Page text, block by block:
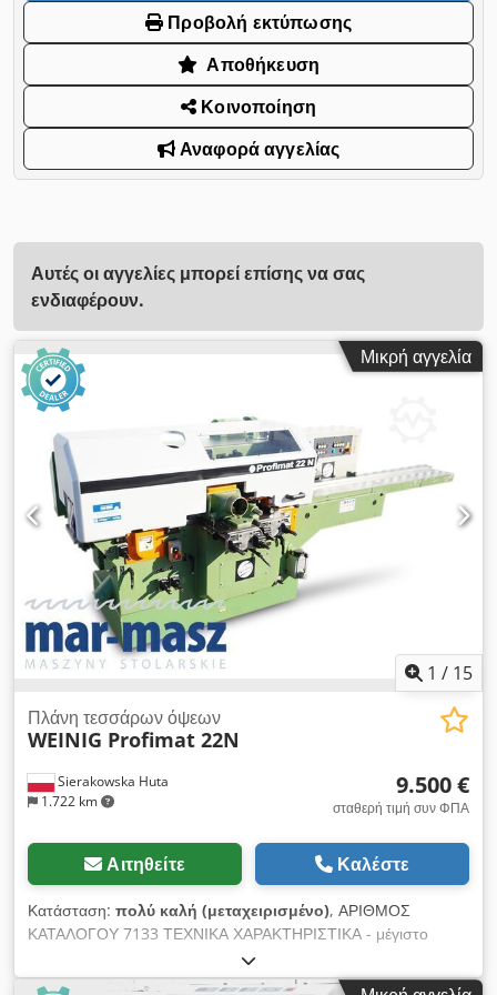
Προβολή εκτύπωσης
Αποθήκευση
Κοινοποίηση
Αναφορά αγγελίας
Αυτές οι αγγελίες μπορεί επίσης να σας
ενδιαφέρουν.
Μικρή αγγελία
1 / 15
Sierakowska Huta
1.722 km
Πλάνη τεσσάρων όψεων
WEINIG Profimat 22N
9.500 €
σταθερή τιμή συν ΦΠΑ
Αιτηθείτε Καλέστε
Κατάσταση: πολύ καλή (μεταχειρισμένο), ΑΡΙΘΜΟΣ
ΚΑΤΑΛΟΓΟΥ 7133 ΤΕΧΝΙΚΑ ΧΑΡΑΚΤΗΡΙΣΤΙΚΑ - μέγιστο
πλάτος επεξεργαζόμενου εξαρτήματος 220mm - μέγιστο ύψος
επεξεργαζόμενου εξαρτήματος 120mm – 5 άξονες: 1)